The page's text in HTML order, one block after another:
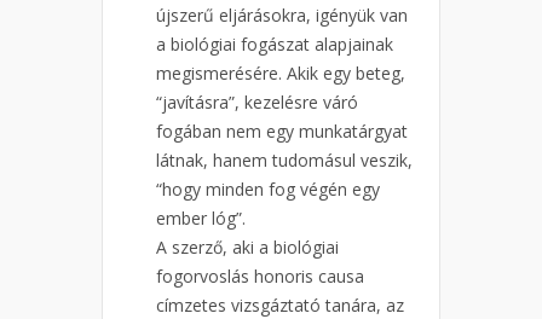
újszerű eljárásokra, igényük van
a biológiai fogászat alapjainak
megismerésére. Akik egy beteg,
“javításra”, kezelésre váró
fogában nem egy munkatárgyat
látnak, hanem tudomásul veszik,
“hogy minden fog végén egy
ember lóg”.
A szerző, aki a biológiai
fogorvoslás honoris causa
címzetes vizsgáztató tanára, az